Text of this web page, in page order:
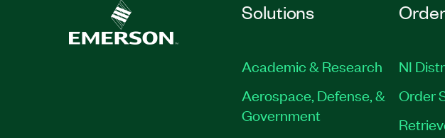
Solutions
Academic & Research
Aerospace, Defense, &
Government
NI
Order